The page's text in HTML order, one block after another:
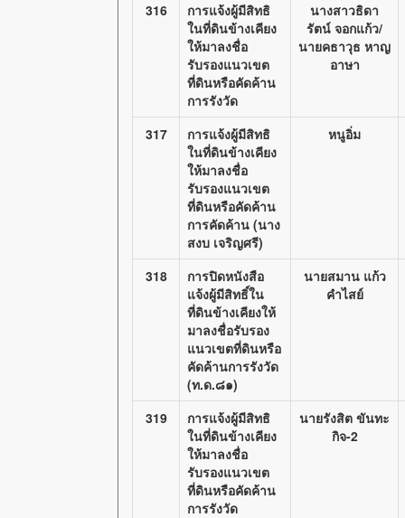
316
การแจ้งผู้มีสิทธิ
ในที่ดินข้างเคียง
ให้มาลงชื่อ
รับรองแนวเขต
ที่ดินหรือคัดค้าน
การรังวัด
นางสาวธิดา
รัตน์ จอกแก้ว/
นายคธาวุธ หาญ
อาษา
317
การแจ้งผู้มีสิทธิ
ในที่ดินข้างเคียง
ให้มาลงชื่อ
รับรองแนวเขต
ที่ดินหรือคัดค้าน
การคัดค้าน (นาง
สงบ เจริญศรี)
หนูอิ่ม
318
การปิดหนังสือ
แจ้งผู้มีสิทธิ์ใน
ที่ดินข้างเคียงให้
มาลงชื่อรับรอง
แนวเขตที่ดินหรือ
คัดค้านการรังวัด
(ท.ด.๘๑)
นายสมาน แก้ว
คำไสย์
319
การแจ้งผู้มีสิทธิ
ในที่ดินข้างเคียง
ให้มาลงชื่อ
รับรองแนวเขต
ที่ดินหรือคัดค้าน
การรังวัด
นายรังสิต ขันทะ
กิจ-2